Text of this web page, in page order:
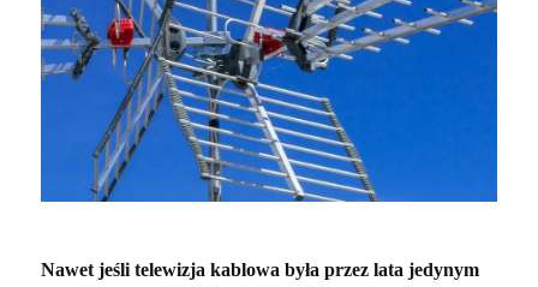
Nawet jeśli telewizja kablowa była przez lata jedynym